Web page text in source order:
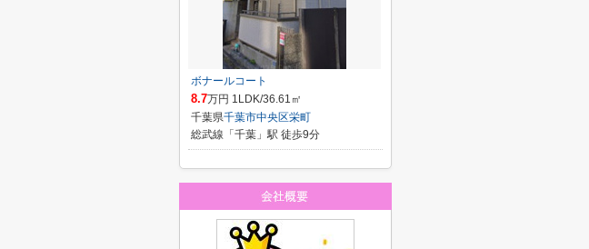
ボナールコート
8.7万円 1LDK/36.61㎡
千葉県千葉市中央区栄町
総武線「千葉」駅 徒歩9分